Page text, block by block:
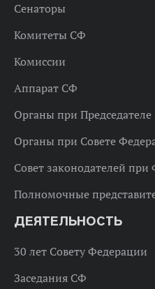
Сенаторы
Комитеты СФ
Комиссии
Аппарат СФ
Органы при Председателе
Органы при Совете
Совет законодателей
Полномочные
ДЕЯТЕЛЬНОСТЬ
30 лет Совету Федерации
Заседания СФ